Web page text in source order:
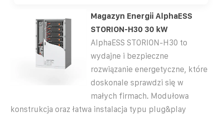
Magazyn Energii AlphaESS
STORION-H30 30 kW
AlphaESS STORION-H30 to
wydajne i bezpieczne
rozwiązanie energetyczne, które
doskonale sprawdzi się w
małych firmach. Modułowa
konstrukcja oraz łatwa instalacja typu plug&play